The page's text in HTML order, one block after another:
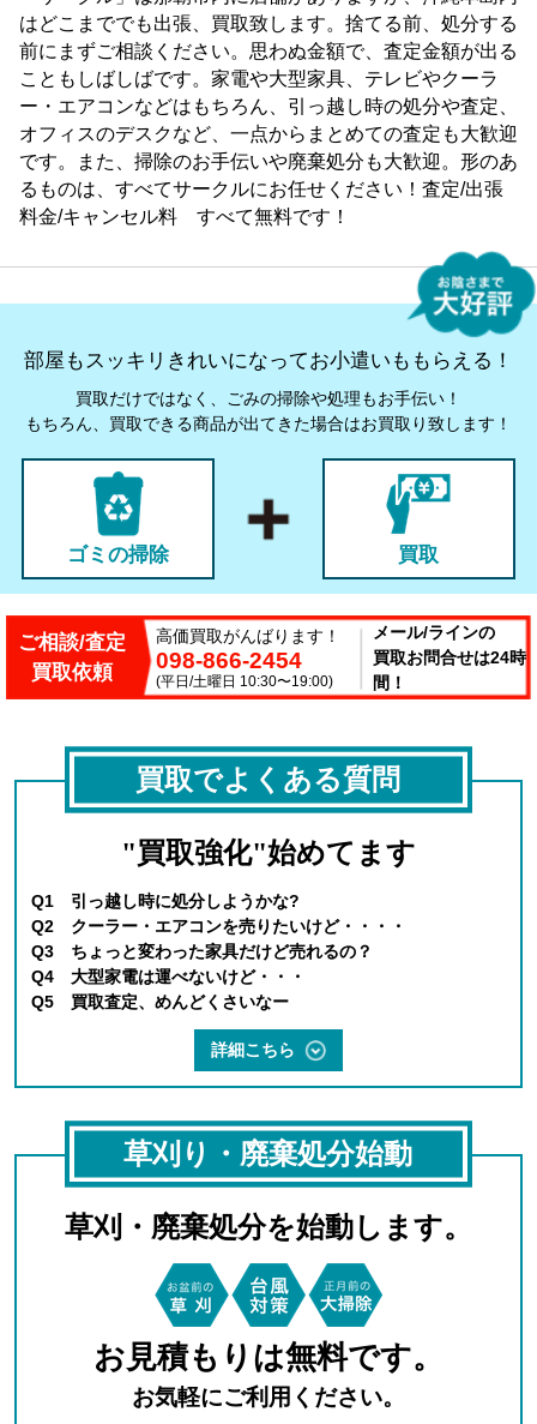
はどこまででも出張、買取致します。捨てる前、処分する
前にまずご相談ください。思わぬ金額で、査定金額が出る
こともしばしばです。家電や大型家具、テレビやクーラ
ー・エアコンなどはもちろん、引っ越し時の処分や査定、
オフィスのデスクなど、一点からまとめての査定も大歓迎
です。また、掃除のお手伝いや廃棄処分も大歓迎。形のあ
るものは、すべてサークルにお任せください！査定/出張
料金/キャンセル料 すべて無料です！
部屋もスッキリきれいになってお小遣いももらえる！
買取だけではなく、ごみの掃除や処理もお手伝い！
もちろん、買取できる商品が出てきた場合はお買取り致します！
ゴミの掃除 買取
ご相談/査定
買取依頼
高価買取がんばります！
098-866-2454
(平日/土曜日 10:30〜19:00)
メール/ラインの
買取お問合せは24時
間！
買取でよくある質問
"買取強化"始めてます
Q1 引っ越し時に処分しようかな?
Q2 クーラー・エアコンを売りたいけど・・・・
Q3 ちょっと変わった家具だけど売れるの？
Q4 大型家電は運べないけど・・・
Q5 買取査定、めんどくさいなー
詳細こちら
草刈り・廃棄処分始動
草刈・廃棄処分を始動します。
お見積もりは無料です。
お気軽にご利用ください。